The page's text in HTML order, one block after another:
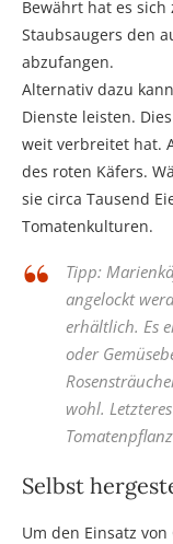
Bewährt hat es
Staubsaugers den
abzufangen.
Alternativ dazu
Dienste leisten.
weit verbreitet hat.
des roten Käfers.
sie circa Tausend
Tomatenkulturen.
Tipp:
angelockt
erhältlich. Es
oder
wohl.
Selbst
Um den Einsatz